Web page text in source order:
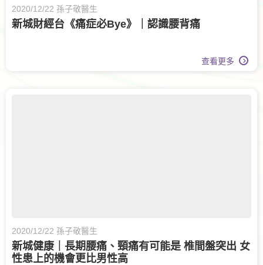
2020/12/22 孫子敬醫生
新城財經台《痛症必Bye》｜認識腰背痛
查看更多
2020/12/22 孫子敬醫生
新城健康｜長期腰痛、頸痛有可能是 椎間盤突出 女
性患上的機會更比男性高